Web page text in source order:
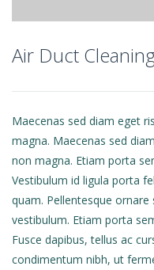
Air Duct
Maecenas sed diam eget
magna. Maecenas sed
non magna. Etiam porta
Vestibulum id ligula porta
quam. Pellentesque
vestibulum. Etiam porta
Fusce dapibus, tellus ac
condimentum nibh, ut